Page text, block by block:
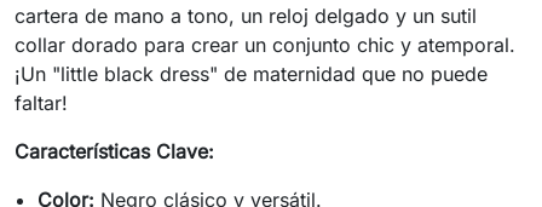
cartera de mano a tono, un reloj delgado y un sutil
collar dorado para crear un conjunto chic y atemporal.
¡Un "little black dress" de maternidad que no puede
faltar!
Características Clave:
Color: Negro clásico y versátil.